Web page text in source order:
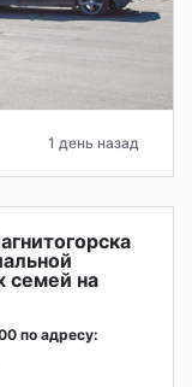
1 день назад
семей на
по адресу: